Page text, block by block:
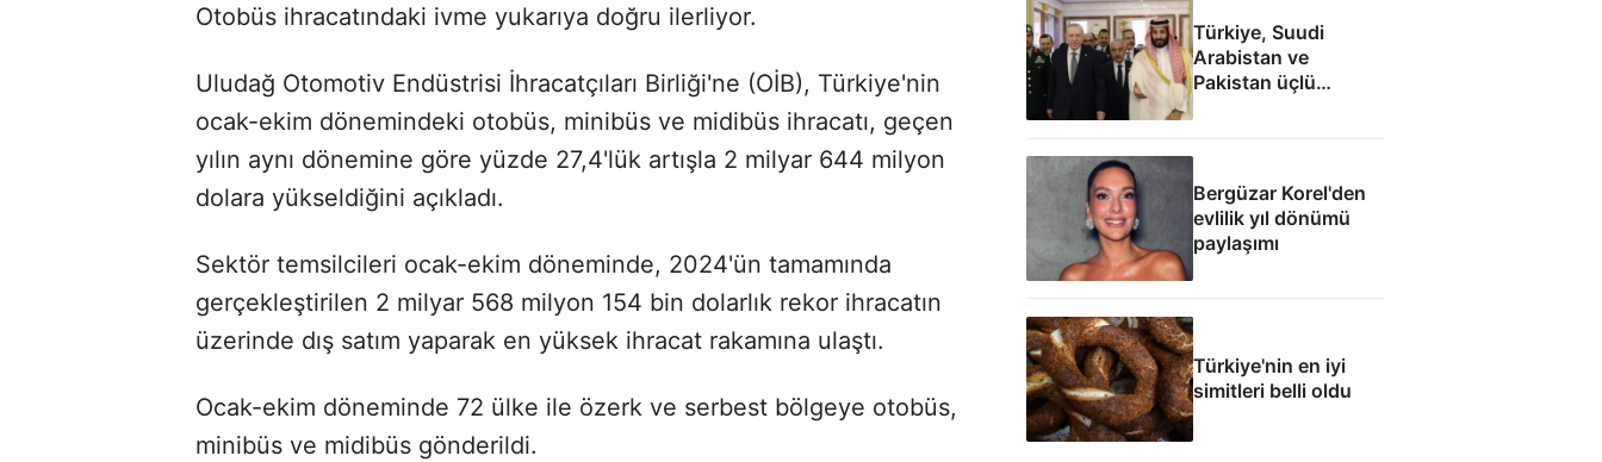
Otobüs ihracatındaki ivme yukarıya doğru ilerliyor.
Uludağ Otomotiv Endüstrisi İhracatçıları Birliği'ne (OİB), Türkiye'nin
ocak-ekim dönemindeki otobüs, minibüs ve midibüs ihracatı, geçen
yılın aynı dönemine göre yüzde 27,4'lük artışla 2 milyar 644 milyon
dolara yükseldiğini açıkladı.
Sektör temsilcileri ocak-ekim döneminde, 2024'ün tamamında
gerçekleştirilen 2 milyar 568 milyon 154 bin dolarlık rekor ihracatın
üzerinde dış satım yaparak en yüksek ihracat rakamına ulaştı.
Ocak-ekim döneminde 72 ülke ile özerk ve serbest bölgeye otobüs,
minibüs ve midibüs gönderildi.
Türkiye, Suudi
Arabistan ve
Pakistan üçlü
Bergüzar Korel'den
evlilik yıl dönümü
paylaşımı
Türkiye'nin en iyi
simitleri belli oldu